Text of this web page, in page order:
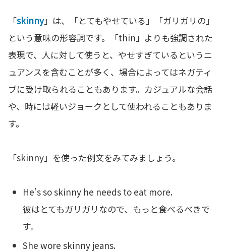
「skinny」は、「とてもやせている」「ガリガリの」
という意味の形容詞です。「thin」よりも強調された
表現で、人に対して使うと、やせすぎているというニ
ュアンスを含むことが多く、場合によってはネガティ
ブに受け取られることもあります。カジュアルな会話
や、時には軽いジョークとして使われることもありま
す。
「skinny」を使った例文をみてみましょう。
He’s so skinny he needs to eat more.
彼はとてもガリガリなので、もっと食べるべきで
す。
She wore skinny jeans.